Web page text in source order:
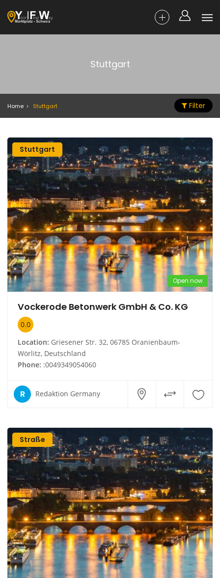
Stuttgart
Home Stuttgart Filter
Stuttgart
Open now
Vockerode Betonwerk GmbH & Co. KG
0.0
Location: Griesener Str. 32, 06785 Oranienbaum-
Wörlitz, Deutschland
Phone: :0049349054060
R Redaktion Germany
Straße